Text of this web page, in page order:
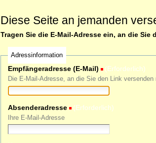
Diese Seite an jemanden
Tragen Sie die E-Mail-Adresse ein, an die
Adressinformation
Empfängeradresse (E-Mail) (Erforderlich)
Die E-Mail-Adresse, an die Sie den Link versenden
Absenderadresse (Erforderlich)
Ihre E-Mail-Adresse